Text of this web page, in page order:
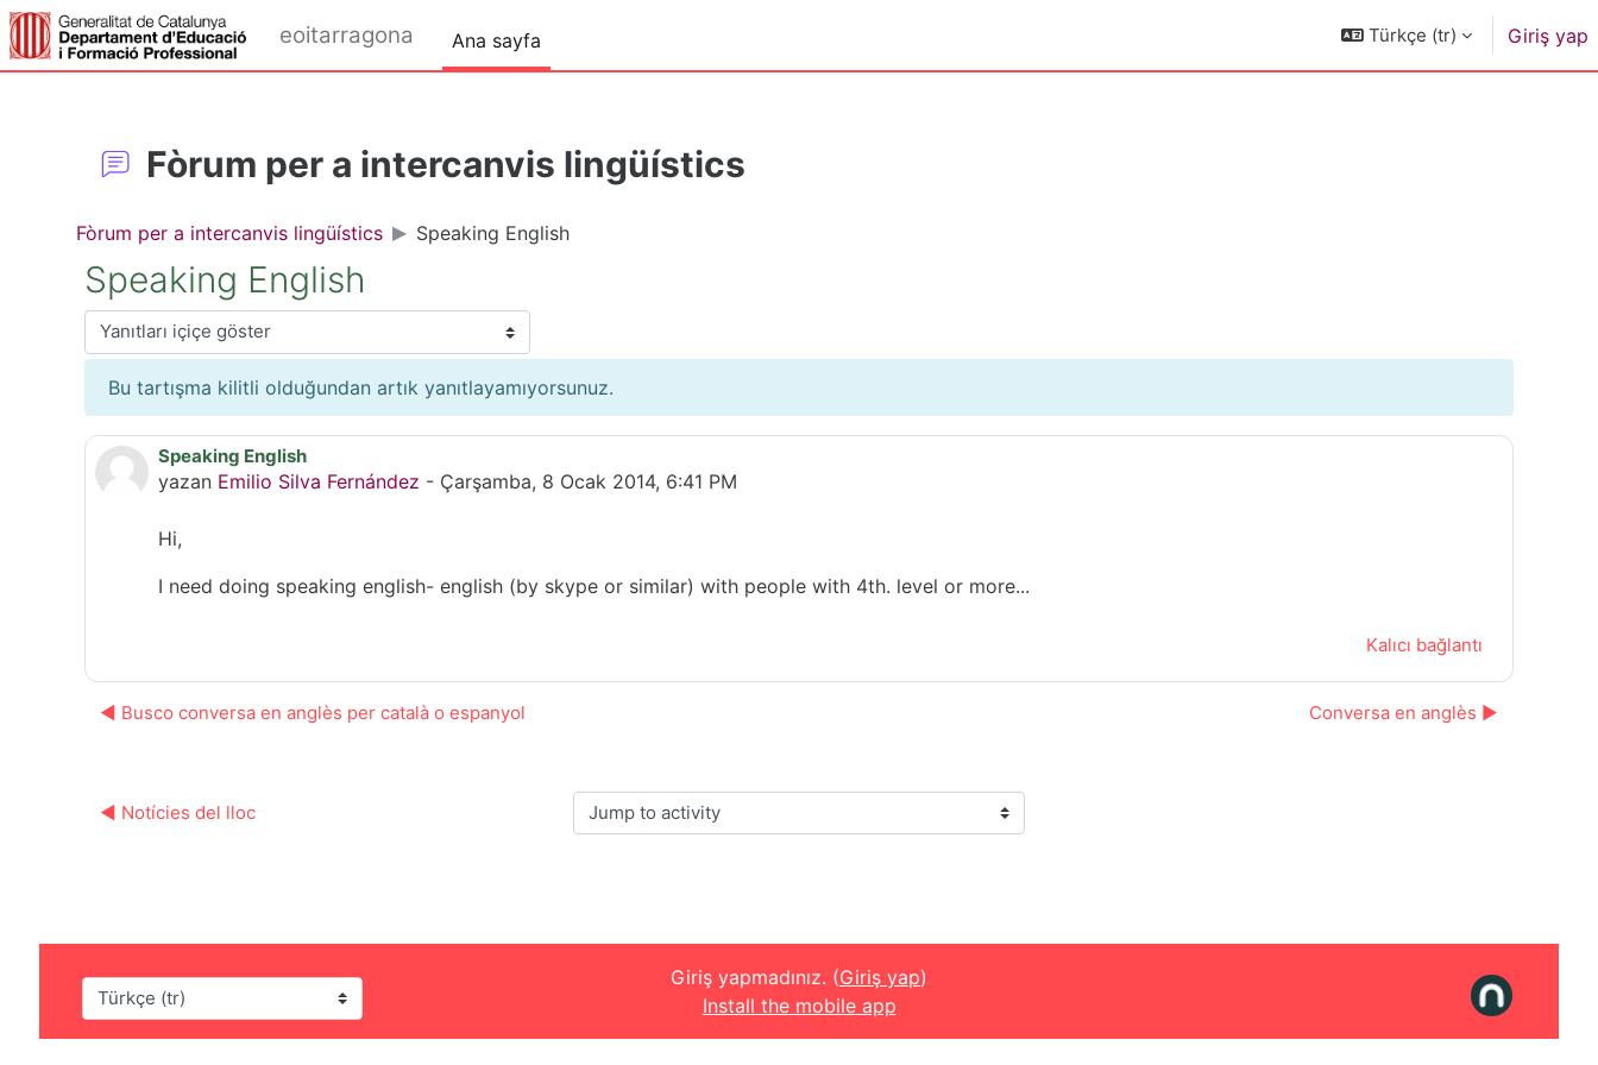
Ana içeriğe git
eoitarragona Ana sayfa Türkçe ‎(tr)‎ Giriş yap
Fòrum per a intercanvis lingüístics
Fòrum per a intercanvis lingüístics Speaking English
Speaking English
Görünüm modu
Bu tartışma kilitli olduğundan artık yanıtlayamıyorsunuz.
Speaking English
yazan Emilio Silva Fernández - Çarşamba, 8 Ocak 2014, 6:41 PM
Yanıt sayısı: 0
Hi,
I need doing speaking english- english (by skype or similar) with people with 4th. level or more...
Kalıcı bağlantı
◀︎ Busco conversa en anglès per català o espanyol Conversa en anglès ▶︎
◀︎ Notícies del lloc
Jump to activity
Giriş yapmadınız. (Giriş yap)
Install the mobile app